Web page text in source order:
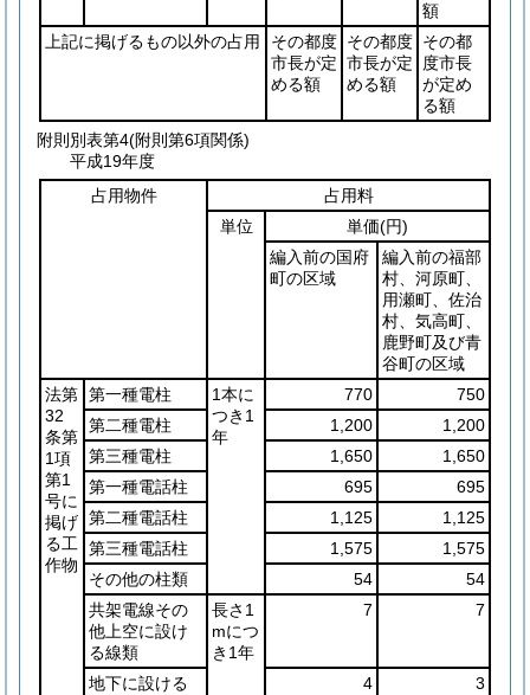
額
上記に掲げるもの以外の占用
その都度
市長が定
める額
その都度
市長が定
める額
その都
度市長
が定め
る額
附則別表第4(附則第6項関係)
平成19年度
占用物件
占用料
単位
単価(円)
編入前の国府
町の区域
編入前の福部
村、河原町、
用瀬町、佐治
村、気高町、
鹿野町及び青
谷町の区域
法第
32
条第
1項
第1
号に
掲げ
る工
作物
第一種電柱
1本に
つき1
年
770
750
第二種電柱
1,200
1,200
第三種電柱
1,650
1,650
第一種電話柱
695
695
第二種電話柱
1,125
1,125
第三種電話柱
1,575
1,575
その他の柱類
54
54
共架電線その
他上空に設け
る線類
長さ1
mにつ
き1年
7 7
地下に設ける
4 3